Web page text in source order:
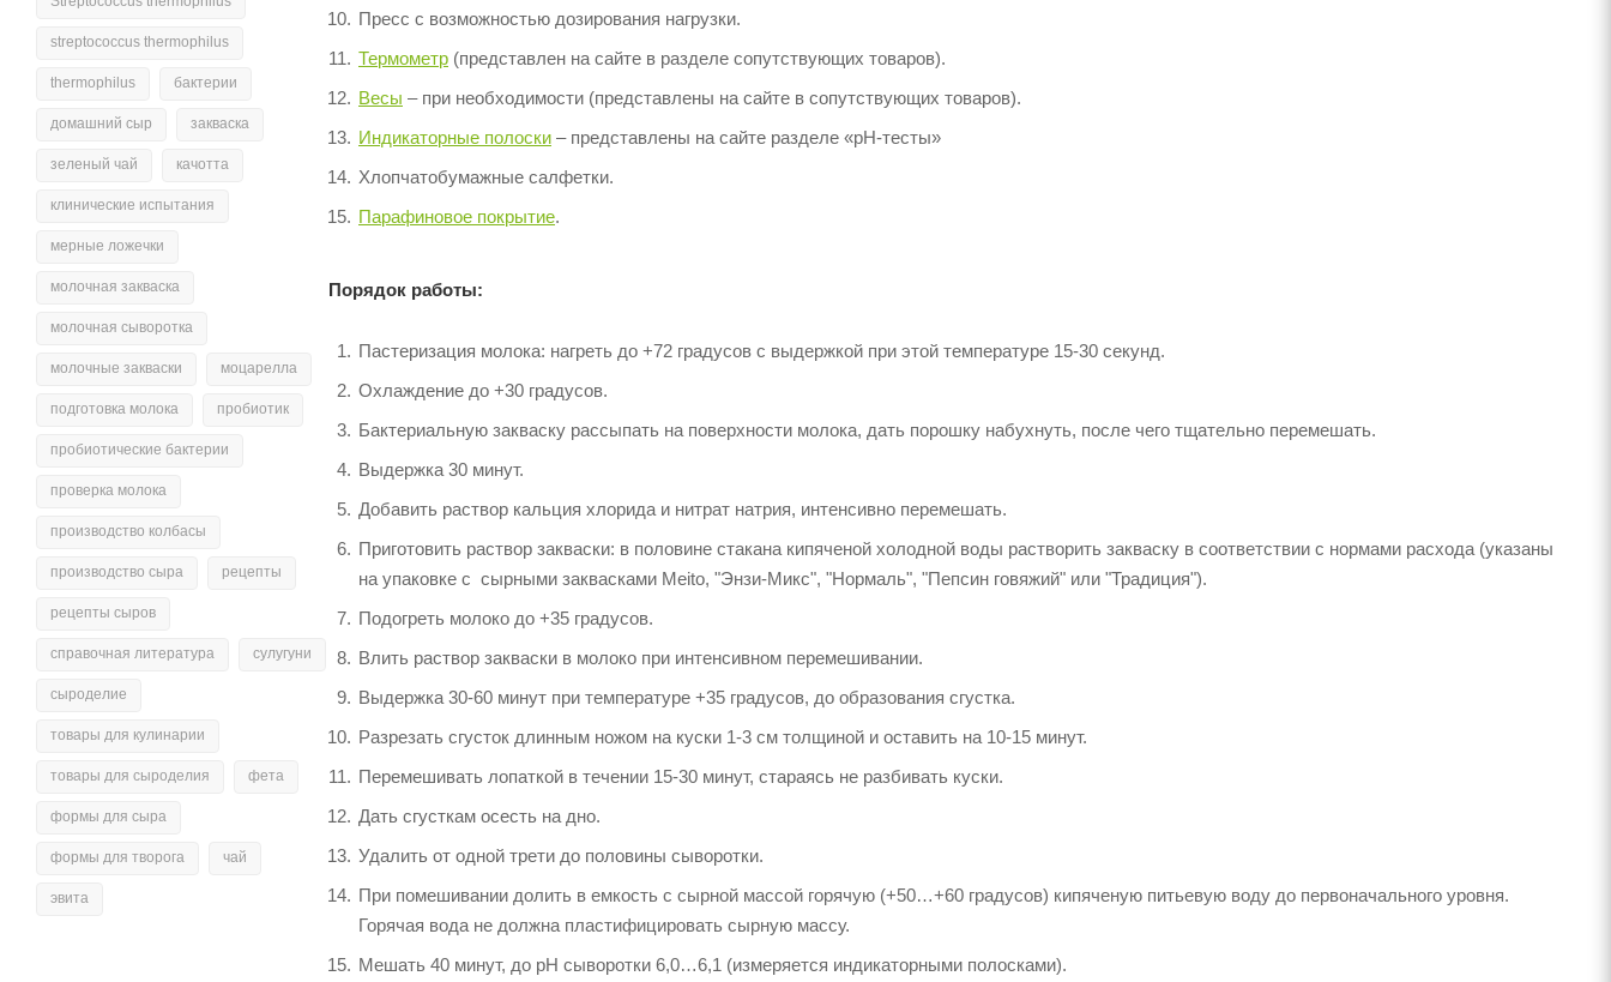
Пресс с возможностью дозирования нагрузки.
Термометр (представлен на сайте в разделе сопутствующих товаров).
Весы – при необходимости (представлены на сайте в сопутствующих товаров).
Индикаторные полоски – представлены на сайте разделе «рН-тесты»
Хлопчатобумажные салфетки.
Парафиновое покрытие.
Порядок работы:
Пастеризация молока: нагреть до +72 градусов с выдержкой при этой температуре 15-30 секунд.
Охлаждение до +30 градусов.
Бактериальную закваску рассыпать на поверхности молока, дать порошку набухнуть, после чего тщательно перемешать.
Выдержка 30 минут.
Добавить раствор кальция хлорида и нитрат натрия, интенсивно перемешать.
Приготовить раствор закваски: в половине стакана кипяченой холодной воды растворить закваску в соответствии с нормами расхода (указаны
на упаковке с сырными заквасками Meito, "Энзи-Микс", "Нормаль", "Пепсин говяжий" или "Традиция").
Подогреть молоко до +35 градусов.
Влить раствор закваски в молоко при интенсивном перемешивании.
Выдержка 30-60 минут при температуре +35 градусов, до образования сгустка.
Разрезать сгусток длинным ножом на куски 1-3 см толщиной и оставить на 10-15 минут.
Перемешивать лопаткой в течении 15-30 минут, стараясь не разбивать куски.
Дать сгусткам осесть на дно.
Удалить от одной трети до половины сыворотки.
При помешивании долить в емкость с сырной массой горячую (+50…+60 градусов) кипяченую питьевую воду до первоначального уровня.
Горячая вода не должна пластифицировать сырную массу.
Мешать 40 минут, до рН сыворотки 6,0…6,1 (измеряется индикаторными полосками).
streptococcus thermophilus
thermophilus бактерии
домашний сыр закваска
зеленый чай качотта
клинические испытания
мерные ложечки
молочная закваска
молочная сыворотка
молочные закваски моцарелла
подготовка молока пробиотик
пробиотические бактерии
проверка молока
производство колбасы
производство сыра рецепты
рецепты сыров
справочная литература сулугуни
сыроделие
товары для кулинарии
товары для сыроделия фета
формы для сыра
формы для творога чай
эвита